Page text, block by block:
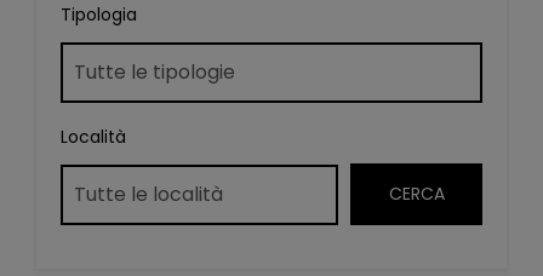
Tipologia
Località